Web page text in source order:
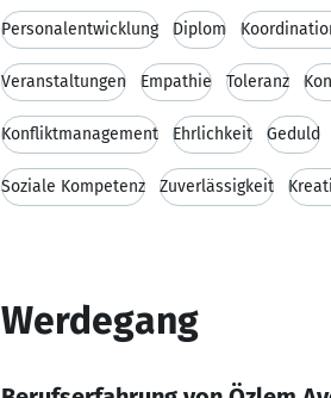
Personalentwicklung Diplom
Veranstaltungen Empathie Toleranz
Konfliktmanagement Ehrlichkeit Geduld
Soziale Kompetenz Zuverlässigkeit
Werdegang